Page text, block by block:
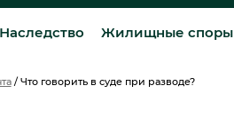
Наследство Жилищные споры
/ Что говорить в суде при разводе?